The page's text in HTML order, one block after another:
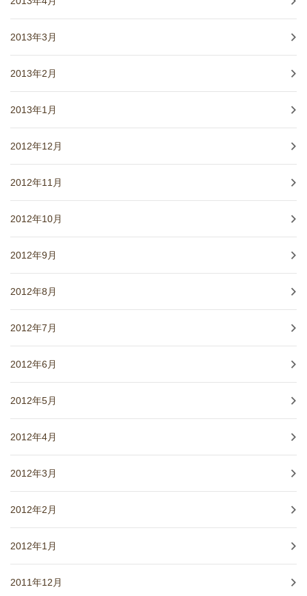
2013年3月
2013年2月
2013年1月
2012年12月
2012年11月
2012年10月
2012年9月
2012年8月
2012年7月
2012年6月
2012年5月
2012年4月
2012年3月
2012年2月
2012年1月
2011年12月